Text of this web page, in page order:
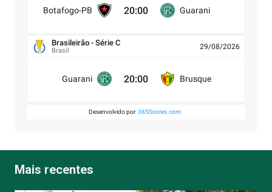
Botafogo-PB 20:00 Guarani
Brasileirão - Série C
Brasil 29/08/2026
Guarani 20:00 Brusque
Desenvolvido por 365Scores.com
Mais recentes